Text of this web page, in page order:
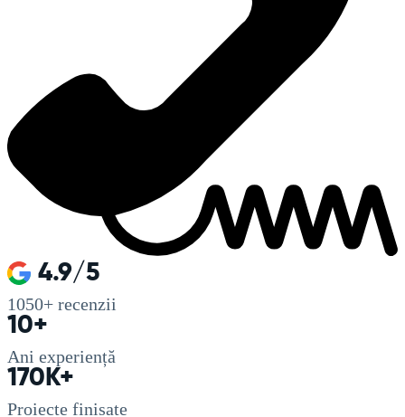
4.9/5
1050+ recenzii
10+
Ani experiență
170K+
Proiecte finisate